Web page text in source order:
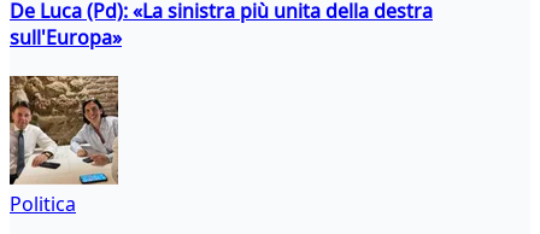
De Luca (Pd): «La sinistra più unita della destra
sull'Europa»
Politica